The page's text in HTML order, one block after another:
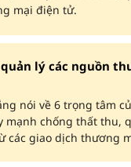
mại điện tử.
quản lý các nguồn
nói về 6 trọng tâm
mạnh chống thất thu,
các giao dịch thương